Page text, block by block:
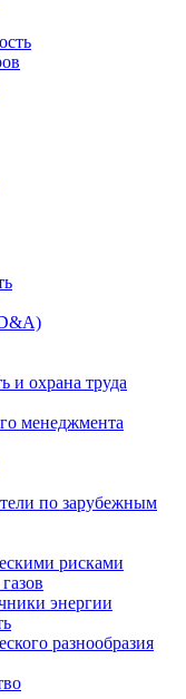
и охрана труда
менеджмента
по зарубежным
рисками
энергии
разнообразия